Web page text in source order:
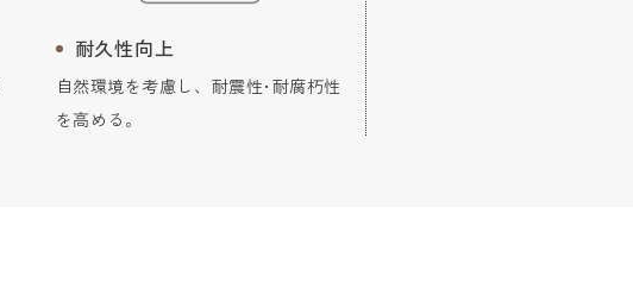
耐久性向上
自然環境を考慮し、耐震性･耐腐朽性
を高める。